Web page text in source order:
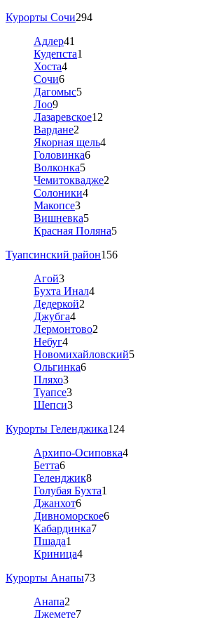
Курорты Сочи294
Адлер41
Кудепста1
Хоста4
Сочи6
Дагомыс5
Лоо9
Лазаревское12
Вардане2
Якорная щель4
Головинка6
Волконка5
Чемитоквадже2
Солоники4
Макопсе3
Вишневка5
Красная Поляна5
Туапсинский район156
Агой3
Бухта Инал4
Дедеркой2
Джубга4
Лермонтово2
Небуг4
Новомихайловский5
Ольгинка6
Пляхо3
Туапсе3
Шепси3
Курорты Геленджика124
Архипо-Осиповка4
Бетта6
Геленджик8
Голубая Бухта1
Джанхот6
Дивноморское6
Кабардинка7
Пшада1
Криница4
Курорты Анапы73
Анапа2
Джемете7